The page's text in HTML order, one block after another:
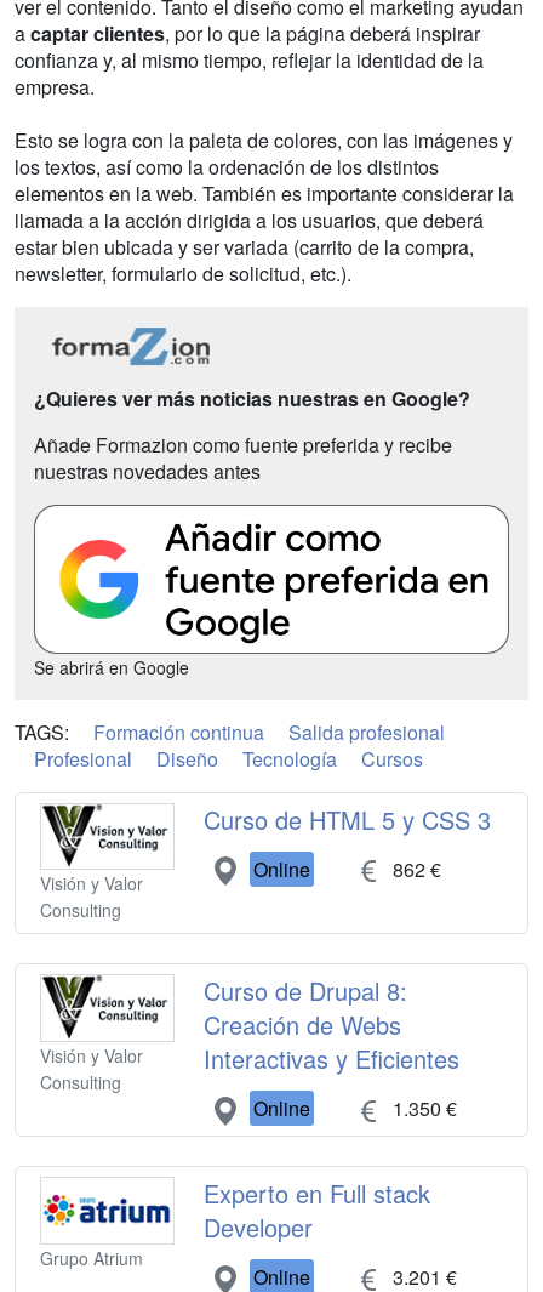
ver el contenido. Tanto el diseño como el marketing ayudan
acaptar clientes, por lo que la página deberá inspirar
confianza y, al mismo tiempo, reflejar la identidad de la
empresa.
Esto se logra con la paleta de colores, con las imágenes y
los textos, así como la ordenación de los distintos
elementos en la web. También es importante considerar la
llamada a la acción dirigida a los usuarios, que deberá
estar bien ubicada y ser variada (carrito de la compra,
newsletter, formulario de solicitud, etc.).
¿Quieres ver más noticias nuestras en Google?
Añade Formazion como fuente preferida y recibe
nuestras novedades antes
Se abrirá en Google
TAGS: Formación continua
Salida profesional
Profesional
Diseño Tecnología Cursos
Visión y Valor
Consulting
Curso de HTML 5 y CSS 3
Online 862 €
Visión y Valor
Consulting
Curso de Drupal 8:
Creación de Webs
Interactivas y Eficientes
Online 1.350 €
Grupo Atrium
Experto en Full stack
Developer
Online 3.201 €